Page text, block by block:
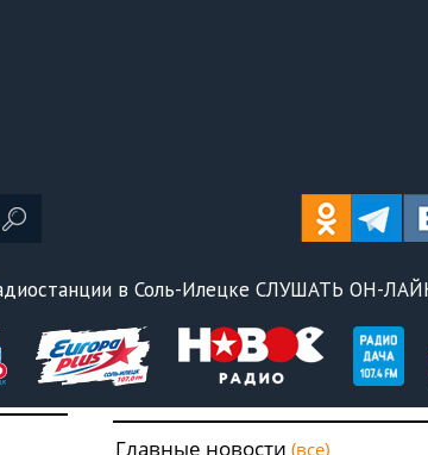
в Соль-Илецке СЛУШАТЬ ОН-
Главные новости (все)